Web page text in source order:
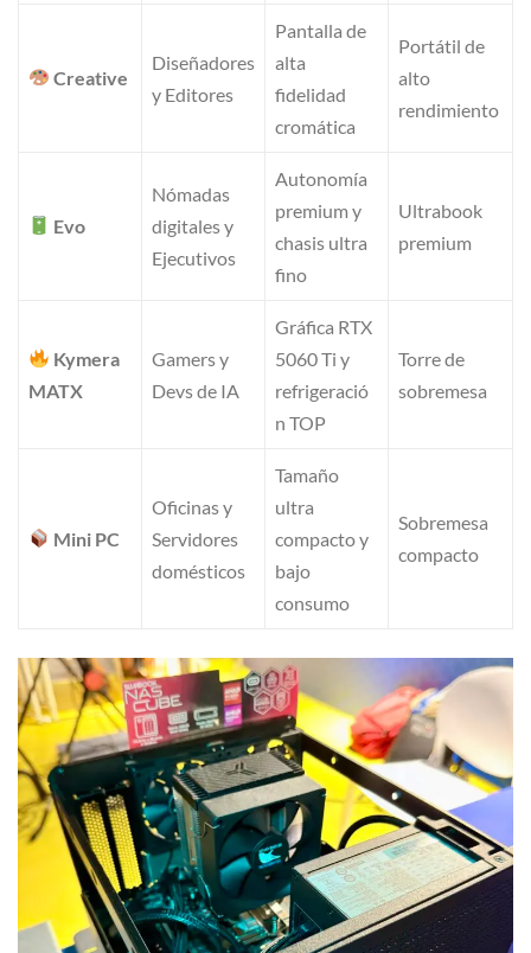
Creative
Diseñadores
y Editores
Pantalla de
alta
fidelidad
cromática
Portátil de
alto
rendimiento
Evo
Nómadas
digitales y
Ejecutivos
Autonomía
premium y
chasis ultra
fino
Ultrabook
premium
Kymera
MATX
Gamers y
Devs de IA
Gráfica RTX
5060 Ti y
refrigeració
n TOP
Torre de
sobremesa
Mini PC
Oficinas y
Servidores
domésticos
Tamaño
ultra
compacto y
bajo
consumo
Sobremesa
compacto